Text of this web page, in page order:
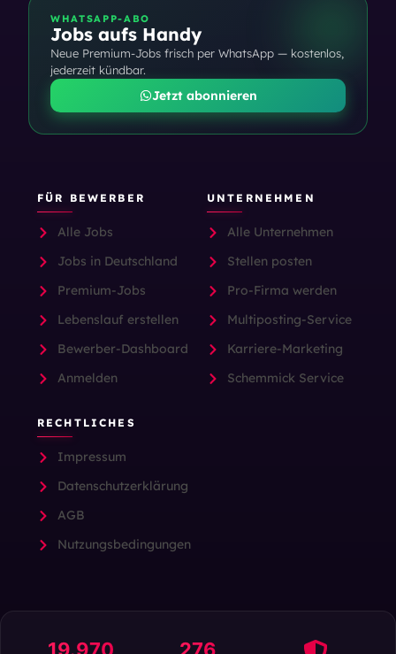
WHATSAPP-ABO
Jobs aufs Handy
Neue Premium-Jobs frisch per WhatsApp — kostenlos,
jederzeit kündbar.
Jetzt abonnieren
FÜR BEWERBER
Alle Jobs
Jobs in Deutschland
Premium-Jobs
Lebenslauf erstellen
Bewerber-Dashboard
Anmelden
UNTERNEHMEN
Alle Unternehmen
Stellen posten
Pro-Firma werden
Multiposting-Service
Karriere-Marketing
Schemmick Service
RECHTLICHES
Impressum
Datenschutzerklärung
AGB
Nutzungsbedingungen